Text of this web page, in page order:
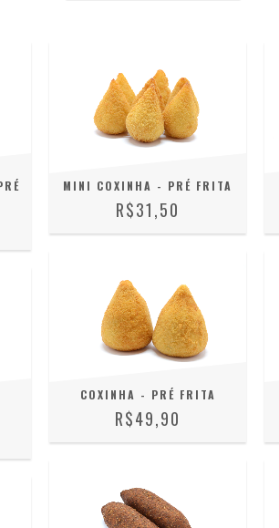
MINI COXINHA - PRÉ FRITA
R$31,50
COXINHA - PRÉ FRITA
R$49,90